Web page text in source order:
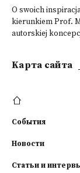
O swoich
kierunkiem Prof.
autorskiej
Kарта сайта
События
Новости
Статьи и